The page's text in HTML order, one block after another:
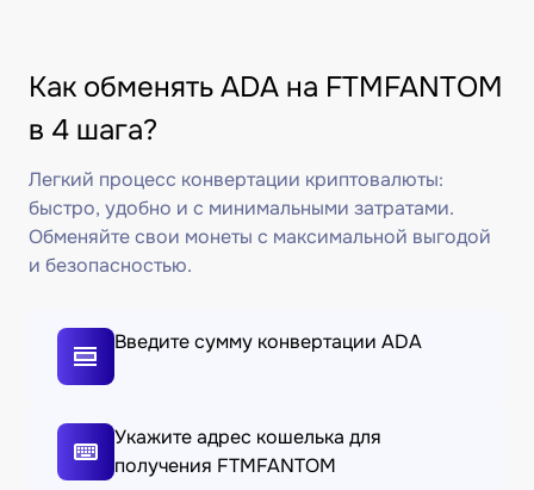
Как обменять ADA на FTMFANTOM
в 4 шага?
Легкий процесс конвертации криптовалюты:
быстро, удобно и с минимальными затратами.
Обменяйте свои монеты с максимальной выгодой
и безопасностью.
Введите сумму конвертации ADA
Укажите адрес кошелька для
получения FTMFANTOM